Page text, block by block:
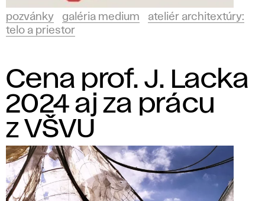
pozvánky galéria medium
ateliér architextúry:
telo a priestor
Cena prof. J. Lacka
2024 aj za prácu
z VŠVU